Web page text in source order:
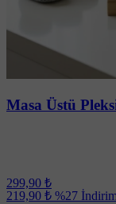
Soru-Cevap
Masa Üstü
299,90 ₺
219,90 ₺ %27 İndirim